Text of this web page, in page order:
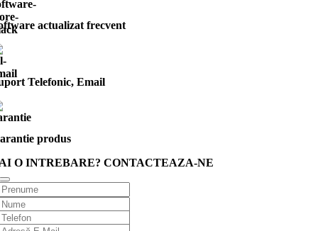
actualizat frecvent
Telefonic, Email
produs
O INTREBARE? CONTACTEAZA-NE